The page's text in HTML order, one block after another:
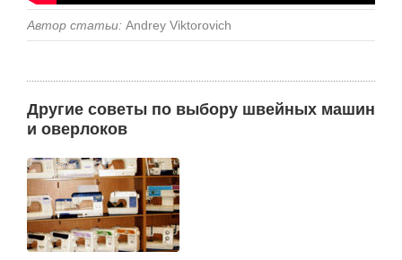
Автор статьи: Andrey Viktorovich
Другие советы по выбору швейных машин
и оверлоков